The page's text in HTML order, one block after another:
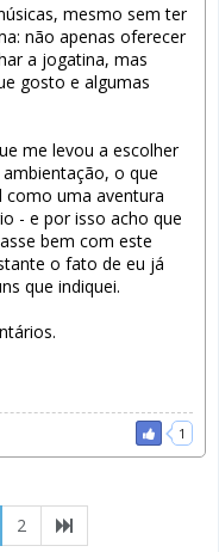
mesmo sem ter
não apenas oferecer
a jogatina, mas
gosto e algumas
me levou a escolher
o que
como uma aventura
- e por isso acho que
bem com este
o fato de eu já
que indiquei.
1
2